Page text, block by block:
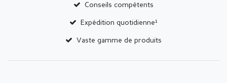
Conseils compétents
Expédition quotidienne¹
Vaste gamme de produits